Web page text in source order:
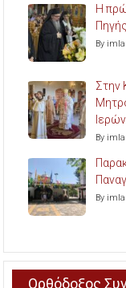
Η
By
Στην
By
By
Ορθόδοξος